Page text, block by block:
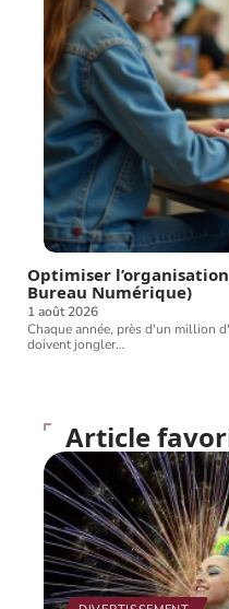
Optimiser
Bureau Numérique)
1 août 2026
Chaque année, près d'un million
doivent jongler…
Article